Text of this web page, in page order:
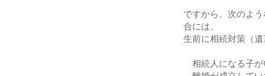
ですから、次のよ
合には、
生前に相続対策（
相続人になる子が